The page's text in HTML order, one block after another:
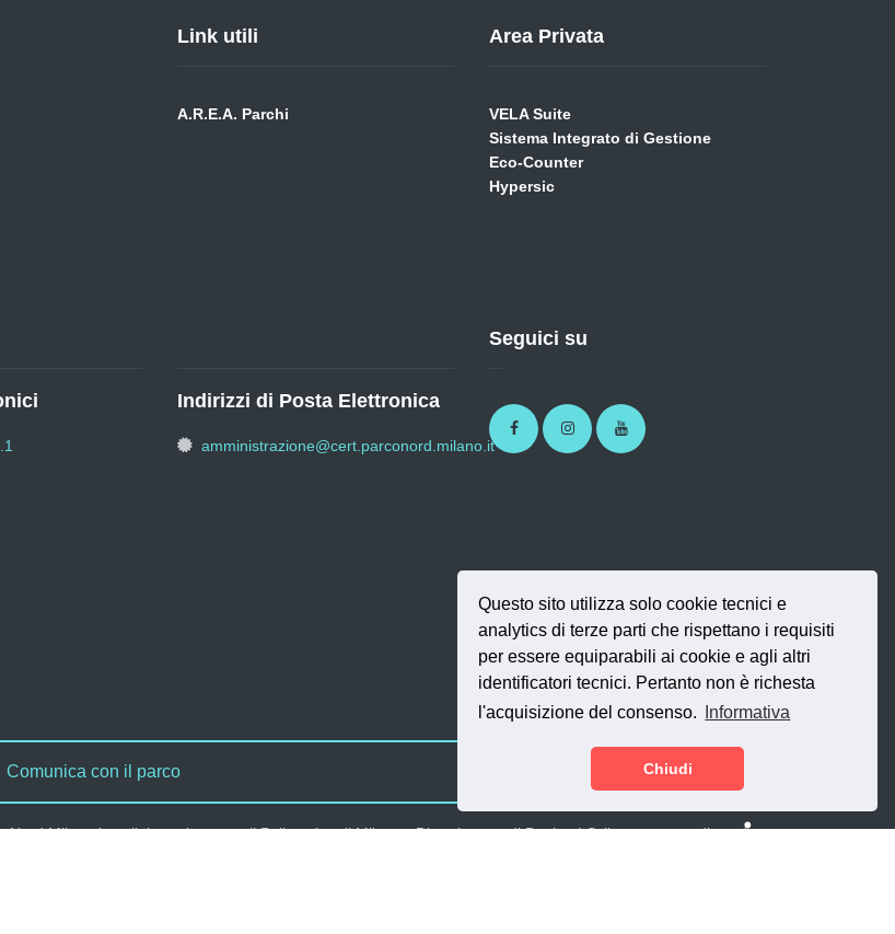
Questo sito utilizza solo cookie tecnici e
analytics di terze parti che rispettano i requisiti
per essere equiparabili ai cookie e agli altri
identificatori tecnici. Pertanto non è richesta
l'acquisizione del consenso.
Informativa
Chiudi
Link utili
A.R.E.A. Parchi
Area Privata
VELA Suite
Sistema Integrato di Gestione
Eco-Counter
Hypersic
Indirizzi di Posta Elettronica
amministrazione@cert.parconord.milano.it
Seguici su
FacebookInstagramYoutube
Comunica con il parco
Nord Milano in collaborazione con il Politecnico di Milano - Dipartimento di Design | Sviluppo a cura di SI.NET Servizi